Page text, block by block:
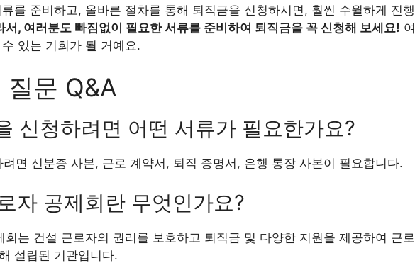
를 준비하고, 올바른 절차를 통해 퇴직금을 신청하시면, 훨씬 수월하게 진행
서, 여러분도 빠짐없이 필요한 서류를 준비하여 퇴직금을 꼭 신청해 보세요! 여
있는 기회가 될 거예요.
질문 Q&A
신청하려면 어떤 서류가 필요한가요?
면 신분증 사본, 근로 계약서, 퇴직 증명서, 은행 통장 사본이 필요합니다.
자 공제회란 무엇인가요?
회는 건설 근로자의 권리를 보호하고 퇴직금 및 다양한 지원을 제공하여 근로
설립된 기관입니다.